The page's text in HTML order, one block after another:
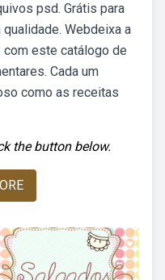
psd. Grátis para
Webdeixa a
com este catálogo de
Cada um
como as receitas
the button below.